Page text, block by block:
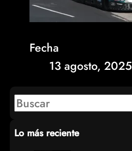
Fecha
13 agosto, 2025
S
a
Lo más reciente